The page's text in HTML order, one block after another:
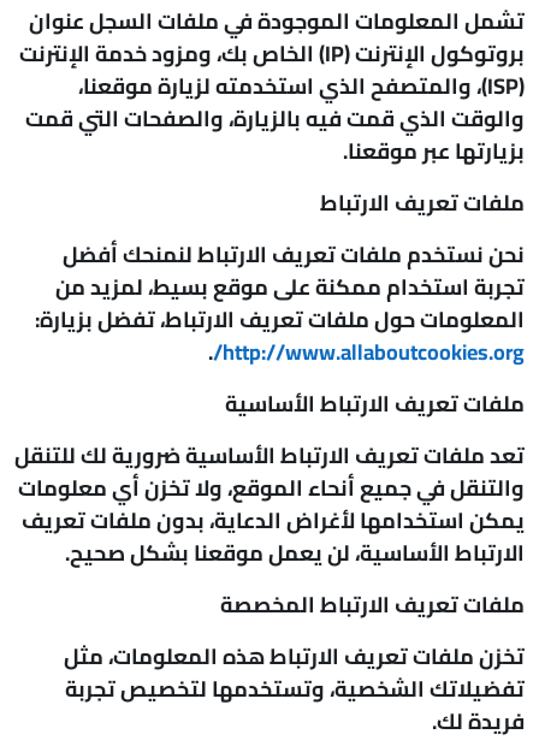
تشمل المعلومات الموجودة في ملفات السجل عنوان
بروتوكول الإنترنت (IP) الخاص بك، ومزود خدمة الإنترنت
(ISP)، والمتصفح الذي استخدمته لزيارة موقعنا،
والوقت الذي قمت فيه بالزيارة، والصفحات التي قمت
بزيارتها عبر موقعنا.
ملفات تعريف الارتباط
نحن نستخدم ملفات تعريف الارتباط لنمنحك أفضل
تجربة استخدام ممكنة على موقع بسيط، لمزيد من
المعلومات حول ملفات تعريف الارتباط، تفضل بزيارة:
http://www.allaboutcookies.org/
.
ملفات تعريف الارتباط الأساسية
تعد ملفات تعريف الارتباط الأساسية ضرورية لك للتنقل
والتنقل في جميع أنحاء الموقع، ولا تخزن أي معلومات
يمكن استخدامها لأغراض الدعاية، بدون ملفات تعريف
الارتباط الأساسية، لن يعمل موقعنا بشكل صحيح.
ملفات تعريف الارتباط المخصصة
تخزن ملفات تعريف الارتباط هذه المعلومات، مثل
تفضيلاتك الشخصية، وتستخدمها لتخصيص تجربة
فريدة لك.